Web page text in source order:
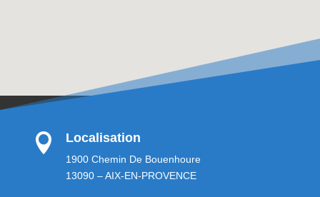
 Localisation
1900 Chemin De Bouenhoure
13090 – AIX-EN-PROVENCE